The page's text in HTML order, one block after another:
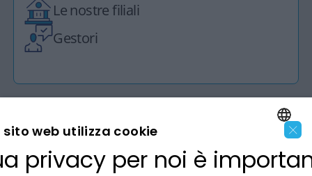
Le nostre filiali
Gestori
LA BANCA ENGLISH
×
sito web utilizza cookie
privacy per noi è